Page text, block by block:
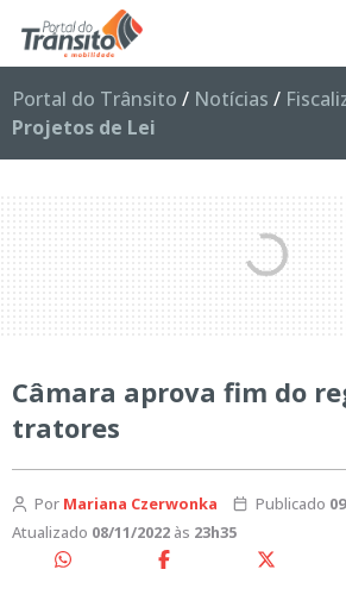
Portal do Trânsito / Notícias /
Projetos de Lei
Câmara aprova fim do
tratores
Por Mariana Czerwonka Publicado
Atualizado 08/11/2022 às 23h35